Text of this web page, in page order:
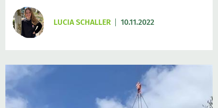
LUCIA SCHALLER 10.11.2022